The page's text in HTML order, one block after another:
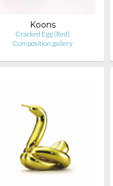
Koons
Cracked Egg (Red)
Composition.gallery